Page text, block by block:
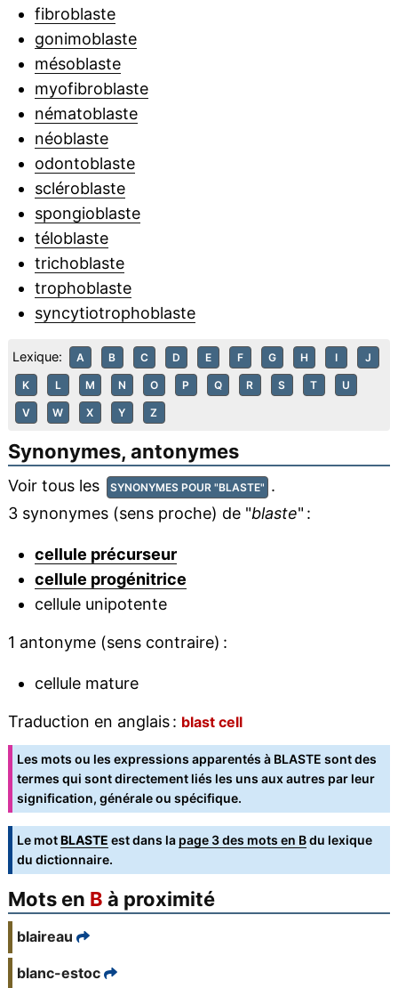
fibroblaste
gonimoblaste
mésoblaste
myofibroblaste
nématoblaste
néoblaste
odontoblaste
scléroblaste
spongioblaste
téloblaste
trichoblaste
trophoblaste
syncytiotrophoblaste
Lexique: A B C D E F G H I J
K L M N O P Q R S T U
V W X Y Z
Synonymes, antonymes
Voir tous les SYNONYMES POUR "BLASTE" .
3 synonymes (sens proche) de "blaste" :
cellule précurseur
cellule progénitrice
cellule unipotente
1 antonyme (sens contraire) :
cellule mature
Traduction en anglais : blast cell
Les mots ou les expressions apparentés à BLASTE sont des
termes qui sont directement liés les uns aux autres par leur
signification, générale ou spécifique.
Le motBLASTE est dans la page 3 des mots en Bdu lexique
du dictionnaire.
Mots en B à proximité
blaireau
blanc-estoc